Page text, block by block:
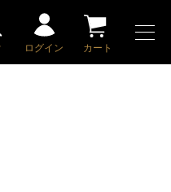
ログイン カート